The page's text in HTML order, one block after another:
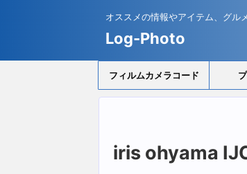
オススメの情報やアイテム、グル
Log-Photo
フィルムカメラコード
iris ohyama